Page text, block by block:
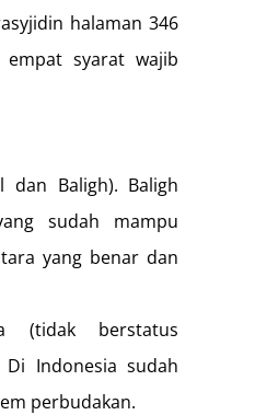
halaman 346
syarat wajib
dan Baligh). Baligh
sudah mampu
yang benar dan
(tidak berstatus
Indonesia sudah
perbudakan.